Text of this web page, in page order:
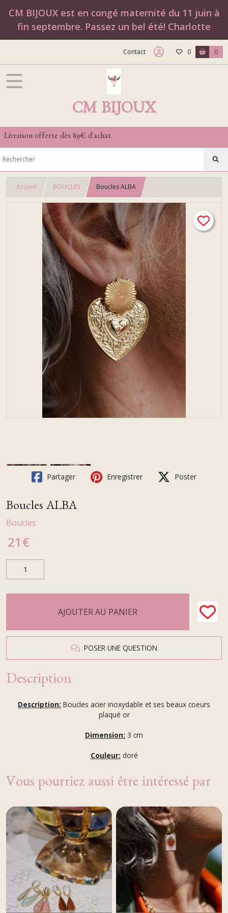
CM BIJOUX est en congé maternité du 11 juin à
fin septembre. Passez un bel été! Charlotte
Contact 0 0
CM BIJOUX
Livraison offerte dès 89€ d'achat.
Accueil BOUCLES Boucles ALBA
Partager Enregistrer Poster
Boucles ALBA
Boucles
21 €
AJOUTER AU PANIER
POSER UNE QUESTION
Description
Description: Boucles acier inoxydable et ses beaux coeurs
plaqué or
Dimension: 3 cm
Couleur: doré
Vous pourriez aussi être intéressé par